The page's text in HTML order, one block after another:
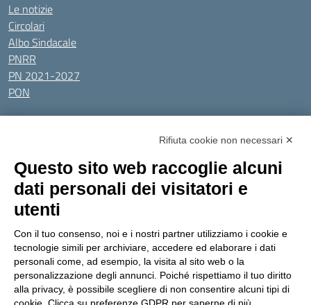
Le notizie
Circolari
Albo Sindacale
PNRR
PN 2021-2027
PON
Tutti gli argomenti
Amministrazione Trasparente
Privacy Policy
Dichiarazione di accessibilitàObiettivi di accessibilità
Seguici su:
Indirizzo:Via Gaetano Donizetti 30, Collegno
Centralino:0114053925 Email: toic8cg002@istruzione.it
Posta elettronica certificata (PEC):toic8cg002@pec.istruzione.it
Codice fiscale: 95641450010
Rifiuta cookie non necessari ✕
Questo sito web raccoglie alcuni
dati personali dei visitatori e
utenti
Con il tuo consenso, noi e i nostri partner utilizziamo i cookie e
tecnologie simili per archiviare, accedere ed elaborare i dati
personali come, ad esempio, la visita al sito web o la
personalizzazione degli annunci. Poiché rispettiamo il tuo diritto
alla privacy, è possibile scegliere di non consentire alcuni tipi di